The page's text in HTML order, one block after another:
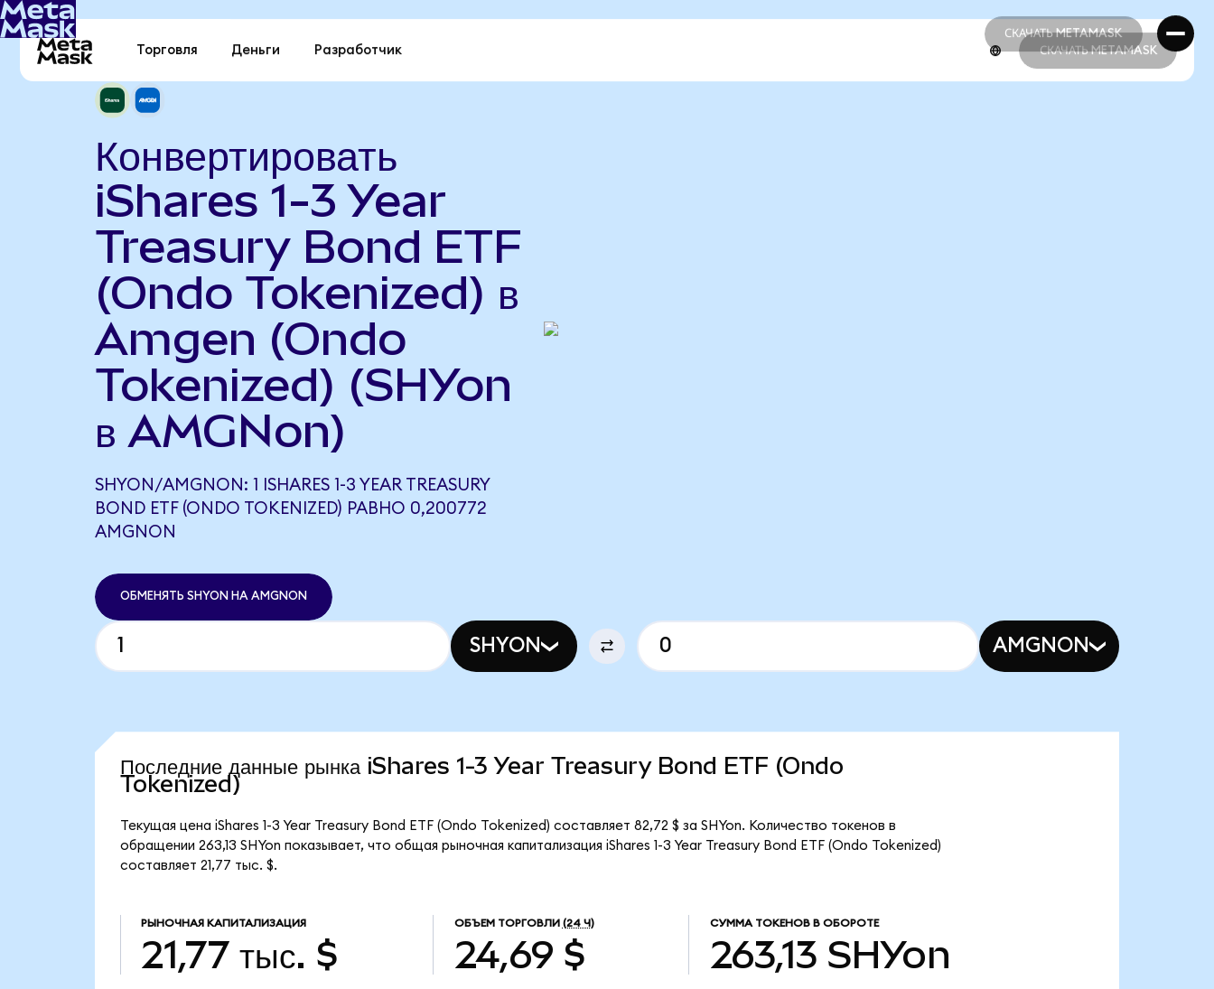
СКАЧАТЬ METAMASK
СКАЧАТЬ METAMASK
Торговля Деньги Разработчик СКАЧАТЬ METAMASK
Конвертировать
iShares 1-3 Year
Treasury Bond ETF
(Ondo Tokenized) в
Amgen (Ondo
Tokenized) (SHYon
в AMGNon)
SHYON/AMGNON: 1 ISHARES 1-3 YEAR TREASURY
BOND ETF (ONDO TOKENIZED) РАВНО 0,200772
AMGNON
ОБМЕНЯТЬ SHYON НА AMGNON
SHYON AMGNON
Последние данные рынка iShares 1-3 Year Treasury Bond ETF (Ondo
Tokenized)
Текущая цена iShares 1-3 Year Treasury Bond ETF (Ondo Tokenized) составляет 82,72 $ за SHYon. Количество токенов в
обращении 263,13 SHYon показывает, что общая рыночная капитализация iShares 1-3 Year Treasury Bond ETF (Ondo Tokenized)
составляет 21,77 тыс. $.
РЫНОЧНАЯ КАПИТАЛИЗАЦИЯ
21,77 тыс. $
ОБЪЕМ ТОРГОВЛИ (24 Ч)
24,69 $
СУММА ТОКЕНОВ В ОБОРОТЕ
263,13 SHYon